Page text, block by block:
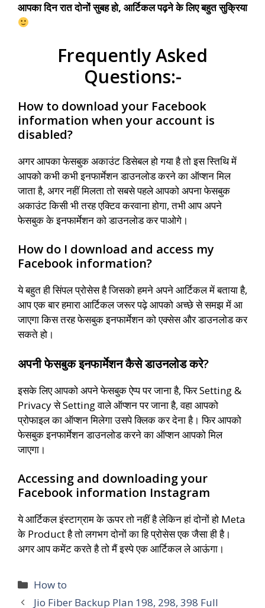
आपका दिन रात दोनों सुबह हो, आर्टिकल पढ़ने के लिए बहुत सुक्रिया
Frequently Asked
Questions:-
How to download your Facebook
information when your account is
disabled?
अगर आपका फेसबुक अकाउंट डिसेबल हो गया है तो इस स्तिथि में
आपको कभी कभी इनफार्मेशन डाउनलोड करने का ऑप्शन मिल
जाता है, अगर नहीं मिलता तो सबसे पहले आपको अपना फेसबुक
अकाउंट किसी भी तरह एक्टिव करवाना होगा, तभी आप अपने
फेसबुक के इनफार्मेशन को डाउनलोड कर पाओगे।
How do I download and access my
Facebook information?
ये बहुत ही सिंपल प्रोसेस है जिसको हमने अपने आर्टिकल में बताया है,
आप एक बार हमारा आर्टिकल जरूर पढ़े आपको अच्छे से समझ में आ
जाएगा किस तरह फेसबुक इनफार्मेशन को एक्सेस और डाउनलोड कर
सकते हो।
अपनी फेसबुक इनफार्मेशन कैसे डाउनलोड करे?
इसके लिए आपको अपने फेसबुक ऐप्प पर जाना है, फिर Setting &
Privacy से Setting वाले ऑप्शन पर जाना है, वहा आपको
प्रोफाइल का ऑप्शन मिलेगा उसपे क्लिक कर देना है। फिर आपको
फेसबुक इनफार्मेशन डाउनलोड करने का ऑप्शन आपको मिल
जाएगा।
Accessing and downloading your
Facebook information Instagram
ये आर्टिकल इंस्टाग्राम के ऊपर तो नहीं है लेकिन हां दोनों हो Meta
के Product है तो लगभग दोनों का हि प्रोसेस एक जैसा ही है।
अगर आप कमेंट करते है तो मैं इस्पे एक आर्टिकल ले आऊंगा।
Categories
How to
Jio Fiber Backup Plan 198, 298, 398 Full